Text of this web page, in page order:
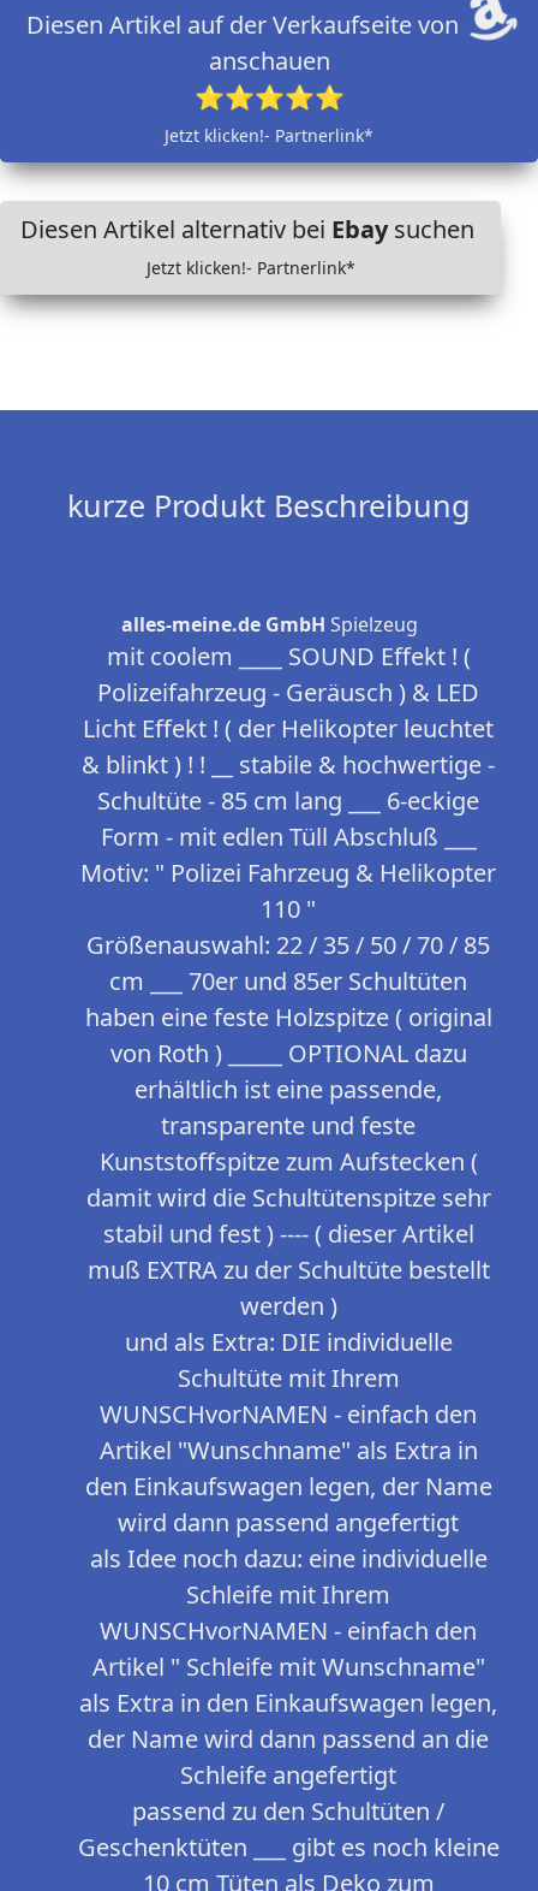
Diesen Artikel auf der Verkaufseite von
anschauen
⭐⭐⭐⭐⭐
Jetzt klicken!- Partnerlink*
Diesen Artikel alternativ bei Ebaysuchen
Jetzt klicken!- Partnerlink*
kurze Produkt Beschreibung
alles-meine.de GmbH Spielzeug
mit coolem ____ SOUND Effekt ! (
Polizeifahrzeug - Geräusch ) & LED
Licht Effekt ! ( der Helikopter leuchtet
& blinkt ) ! ! __ stabile & hochwertige -
Schultüte - 85 cm lang ___ 6-eckige
Form - mit edlen Tüll Abschluß ___
Motiv: " Polizei Fahrzeug & Helikopter
110 "
Größenauswahl: 22 / 35 / 50 / 70 / 85
cm ___ 70er und 85er Schultüten
haben eine feste Holzspitze ( original
von Roth ) _____ OPTIONAL dazu
erhältlich ist eine passende,
transparente und feste
Kunststoffspitze zum Aufstecken (
damit wird die Schultütenspitze sehr
stabil und fest ) ---- ( dieser Artikel
muß EXTRA zu der Schultüte bestellt
werden )
und als Extra: DIE individuelle
Schultüte mit Ihrem
WUNSCHvorNAMEN - einfach den
Artikel "Wunschname" als Extra in
den Einkaufswagen legen, der Name
wird dann passend angefertigt
als Idee noch dazu: eine individuelle
Schleife mit Ihrem
WUNSCHvorNAMEN - einfach den
Artikel " Schleife mit Wunschname"
als Extra in den Einkaufswagen legen,
der Name wird dann passend an die
Schleife angefertigt
passend zu den Schultüten /
Geschenktüten ___ gibt es noch kleine
10 cm Tüten als Deko zum